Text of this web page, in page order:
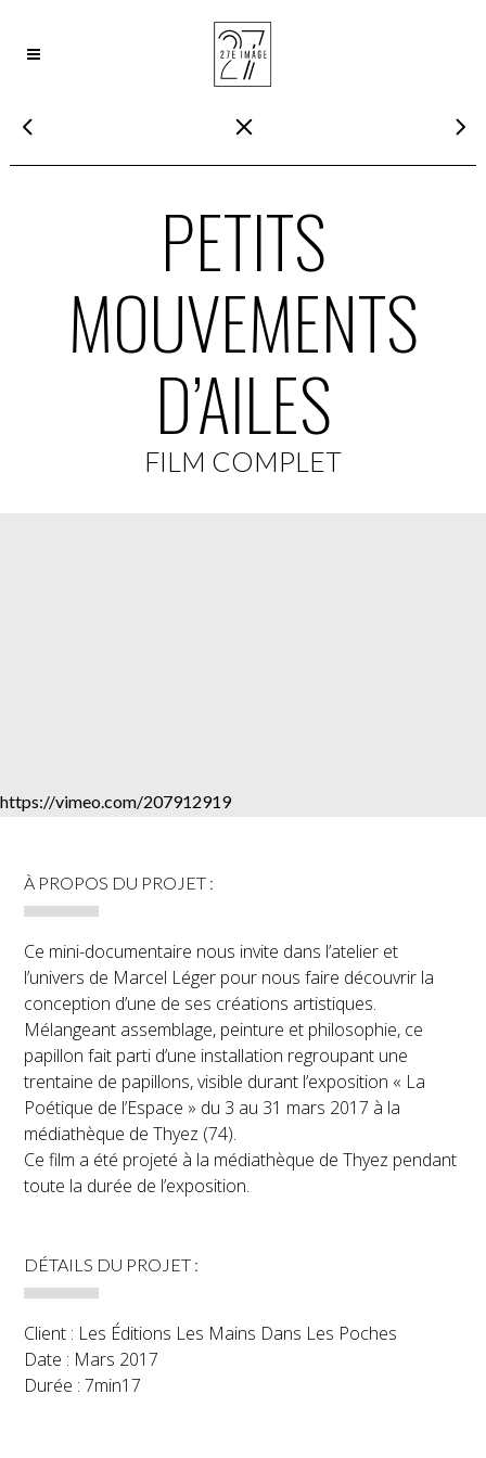
PETITS
MOUVEMENTS
D’AILES
FILM COMPLET
https://vimeo.com/207912919
À PROPOS DU PROJET :
Ce mini-documentaire nous invite dans l’atelier et
l’univers de Marcel Léger pour nous faire découvrir la
conception d’une de ses créations artistiques.
Mélangeant assemblage, peinture et philosophie, ce
papillon fait parti d’une installation regroupant une
trentaine de papillons, visible durant l’exposition « La
Poétique de l’Espace » du 3 au 31 mars 2017 à la
médiathèque de Thyez (74).
Ce film a été projeté à la médiathèque de Thyez pendant
toute la durée de l’exposition.
DÉTAILS DU PROJET :
Client : Les Éditions Les Mains Dans Les Poches
Date : Mars 2017
Durée : 7min17